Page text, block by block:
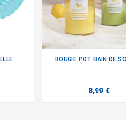
BOUGIE POT BAIN DE
8,99 €